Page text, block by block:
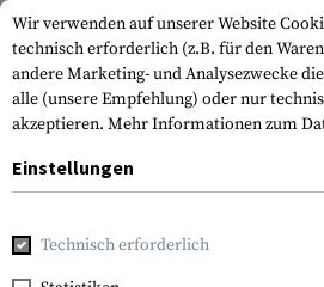
Home Ausrüstung
Wir verwenden auf unserer Website
technisch erforderlich (z.B. für den
andere Marketing- und Analysezwecke
alle (unsere Empfehlung) oder nur
akzeptieren. Mehr Informationen zum
Einstellungen
Technisch erforderlich